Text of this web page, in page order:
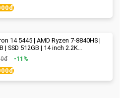
14 5445 | AMD Ryzen 7-8840HS |
| SSD 512GB | 14 inch 2.2K
IPS 300nits | Ice Blue - New Fullbox
-11%